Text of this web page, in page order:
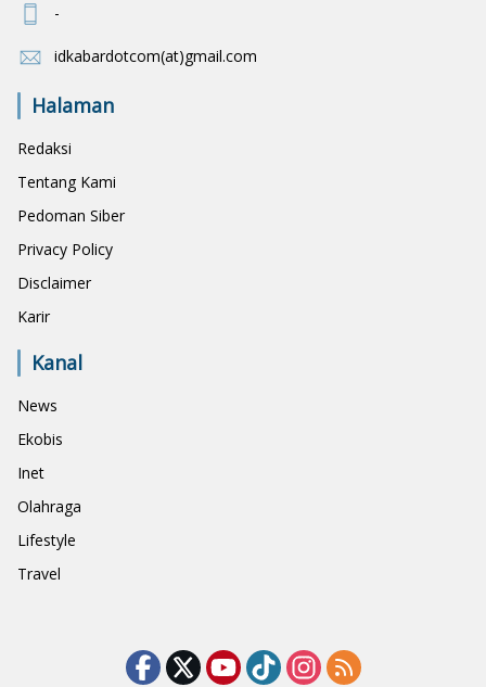
-
idkabardotcom(at)gmail.com
Halaman
Redaksi
Tentang Kami
Pedoman Siber
Privacy Policy
Disclaimer
Karir
Kanal
News
Ekobis
Inet
Olahraga
Lifestyle
Travel